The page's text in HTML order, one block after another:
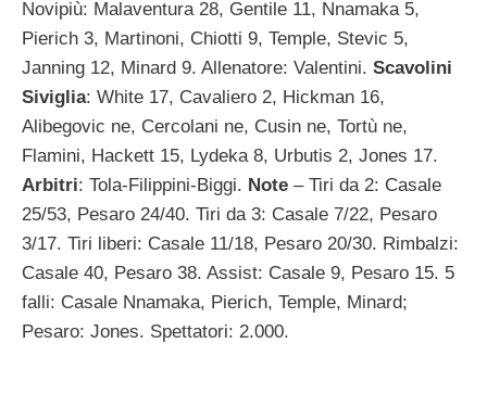
Novipiù: Malaventura 28, Gentile 11, Nnamaka 5,
Pierich 3, Martinoni, Chiotti 9, Temple, Stevic 5,
Janning 12, Minard 9. Allenatore: Valentini. Scavolini
Siviglia: White 17, Cavaliero 2, Hickman 16,
Alibegovic ne, Cercolani ne, Cusin ne, Tortù ne,
Flamini, Hackett 15, Lydeka 8, Urbutis 2, Jones 17.
Arbitri: Tola-Filippini-Biggi. Note – Tiri da 2: Casale
25/53, Pesaro 24/40. Tiri da 3: Casale 7/22, Pesaro
3/17. Tiri liberi: Casale 11/18, Pesaro 20/30. Rimbalzi:
Casale 40, Pesaro 38. Assist: Casale 9, Pesaro 15. 5
falli: Casale Nnamaka, Pierich, Temple, Minard;
Pesaro: Jones. Spettatori: 2.000.